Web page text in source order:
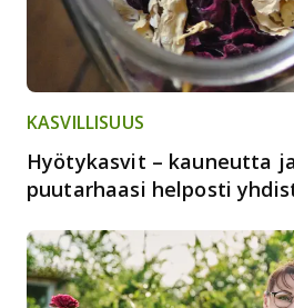
KASVILLISUUS
Hyötykasvit – kauneutta
puutarhaasi helposti